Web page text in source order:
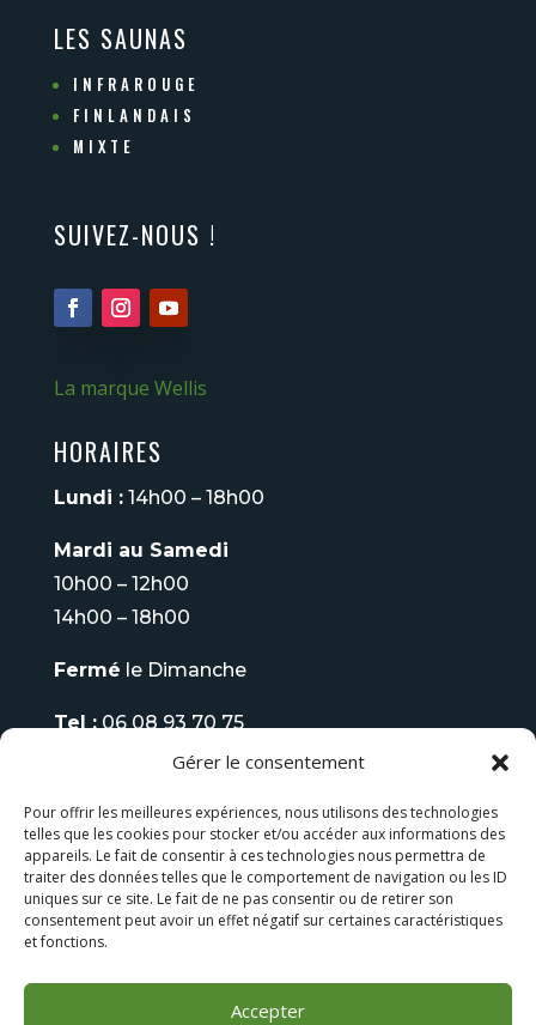
Gérer le consentement
Pour offrir les meilleures expériences, nous utilisons des technologies
telles que les cookies pour stocker et/ou accéder aux informations des
appareils. Le fait de consentir à ces technologies nous permettra de
traiter des données telles que le comportement de navigation ou les ID
uniques sur ce site. Le fait de ne pas consentir ou de retirer son
consentement peut avoir un effet négatif sur certaines caractéristiques
et fonctions.
Accepter
LES SAUNAS
INFRAROUGE
FINLANDAIS
MIXTE
SUIVEZ-NOUS !
La marque Wellis
HORAIRES
Lundi :14h00 – 18h00
Mardi au Samedi
10h00 – 12h00
14h00 – 18h00
Fermé le Dimanche
Tel :06 08 93 70 75
LES BAINS NORDIQUES